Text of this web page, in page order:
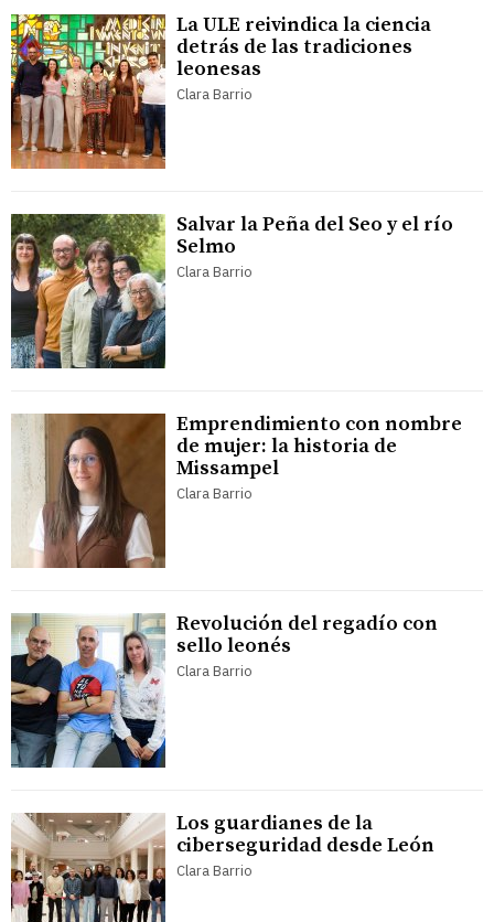
La ULE reivindica la ciencia
detrás de las tradiciones
leonesas
Clara Barrio
Salvar la Peña del Seo y el río
Selmo
Clara Barrio
Emprendimiento con nombre
de mujer: la historia de
Missampel
Clara Barrio
Revolución del regadío con
sello leonés
Clara Barrio
Los guardianes de la
ciberseguridad desde León
Clara Barrio